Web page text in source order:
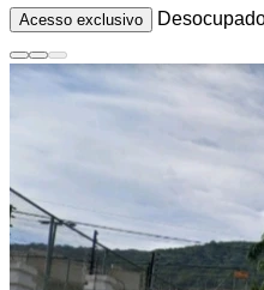
Acesso exclusivo